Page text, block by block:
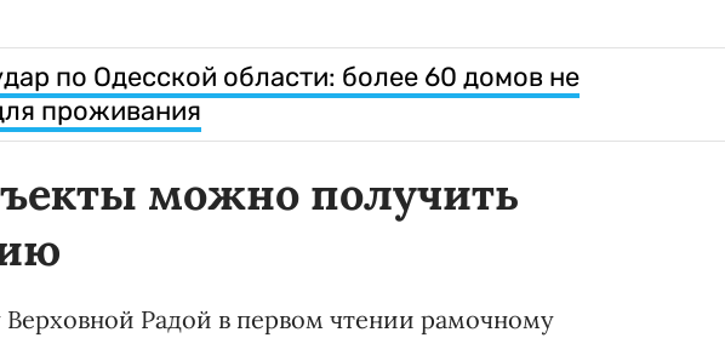
по Одесской области: более 60 домов не
проживания
можно получить
Радой в первом чтении рамочному